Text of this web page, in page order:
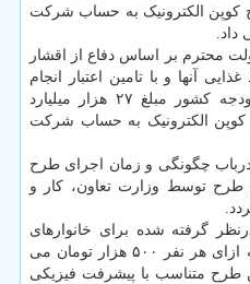
کوپن الکترونیک به حساب شرکت
داد.
محترم بر اساس دفاع از اقشار
آنها و با تامین اعتبار انجام
شده توسط سازمان برنامه و بودجه کشور مبلغ ۲۷ هزار میلیارد
الکترونیک به حساب شرکت
چگونگی و زمان اجرای طرح
توسط وزارت تعاون، کار و
گرفته شده برای خانوارهای
واقع در دهک های اول تا سوم، به ازای هر نفر ۵۰۰ هزار تومان می
طرح متناسب با پیشرفت فیزیکی